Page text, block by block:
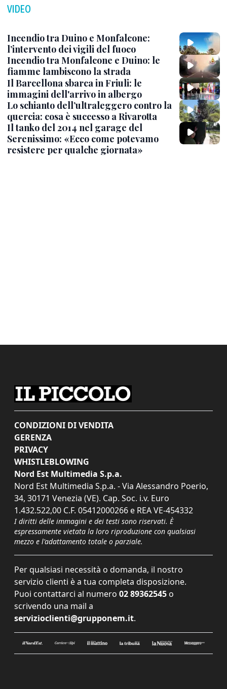
VIDEO
Incendio tra Duino e Monfalcone:
l’intervento dei vigili del fuoco
Incendio tra Monfalcone e Duino: le
fiamme lambiscono la strada
Il Barcellona sbarca in Friuli: le
immagini dell'arrivo in albergo
Lo schianto dell’ultraleggero contro la
quercia: cosa è successo a Rivarotta
Il tanko del 2014 nel garage del
Serenissimo: «Ecco come potevamo
resistere per qualche giornata»
CONDIZIONI DI VENDITA
GERENZA
PRIVACY
WHISTLEBLOWING
Nord Est Multimedia S.p.a.
Nord Est Multimedia S.p.a. - Via Alessandro Poerio,
34, 30171 Venezia (VE). Cap. Soc. i.v. Euro
1.432.522,00 C.F. 05412000266 e REA VE-454332
I diritti delle immagini e dei testi sono riservati. È
espressamente vietata la loro riproduzione con qualsiasi
mezzo e l'adattamento totale o parziale.
Per qualsiasi necessità o domanda, il nostro
servizio clienti è a tua completa disposizione.
Puoi contattarci al numero 02 89362545 o
scrivendo una mail a
servizioclienti@grupponem.it.